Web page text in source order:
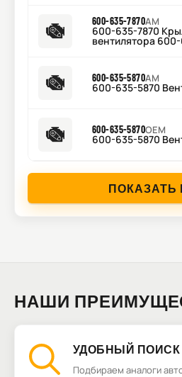
600-635-7870AM
600-635-7870
вентилятора
600-635-5870AM
600-635-5870
600-635-5870OEM
600-635-5870
ПОКАЗАТЬ
НАШИ
УДОБНЫЙ ПОИСК
Подбираем аналоги